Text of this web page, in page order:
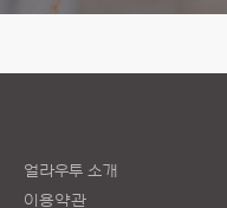
얼라우투 소개
이용약관